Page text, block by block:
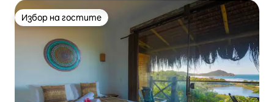
Избор на гостите
Избор на гостите